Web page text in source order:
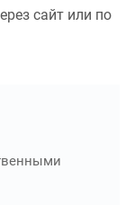
сайт или по